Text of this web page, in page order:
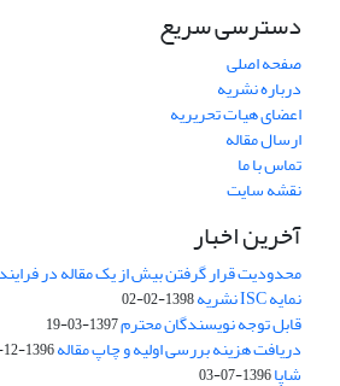
دسترسی سریع
صفحه اصلی
درباره نشریه
اعضای هیات تحریریه
ارسال مقاله
تماس با ما
نقشه سایت
آخرین اخبار
محدودیت قرار گرفتن بیش از یک مقاله در فرایند
نمایه ISC نشریه 1398-02-02
قابل توجه نویسندگان محترم1397-03-19
دریافت هزینه بررسی اولیه و چاپ مقاله1396-12-06
شاپا1396-07-03